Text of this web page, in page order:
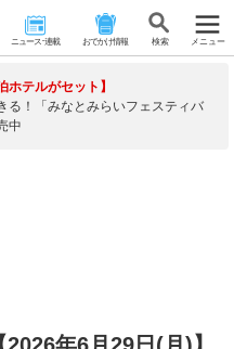
ニュース･連載 おでかけ情報 検 索 メニュー
ホテルがセット】
る！「みなとみらいフェスティバ
中